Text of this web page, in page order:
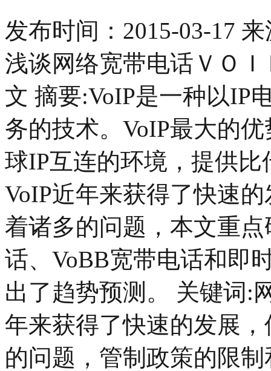
发布时间： 2015-03-17 来
浅谈网络宽带电话ＶＯ
文 摘要:VoIP是一种以IP
务的技术。VoIP最大的
球IP互连的环境，提供
VoIP近年来获得了快速
着诸多的问题，本文重
话、VoBB宽带电话和即
出了趋势预测。 关键词:
年来获得了快速的发展
的问题，管制政策的限